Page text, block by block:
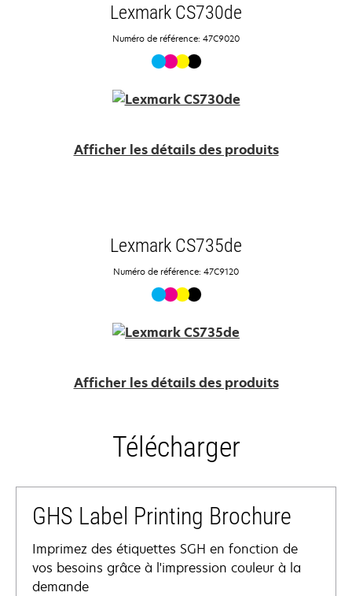
Lexmark CS730de
Numéro de référence: 47C9020
Afficher les détails des produits
Lexmark CS735de
Numéro de référence: 47C9120
Afficher les détails des produits
Télécharger
GHS Label Printing Brochure
Imprimez des étiquettes SGH en fonction de
vos besoins grâce à l'impression couleur à la
demande